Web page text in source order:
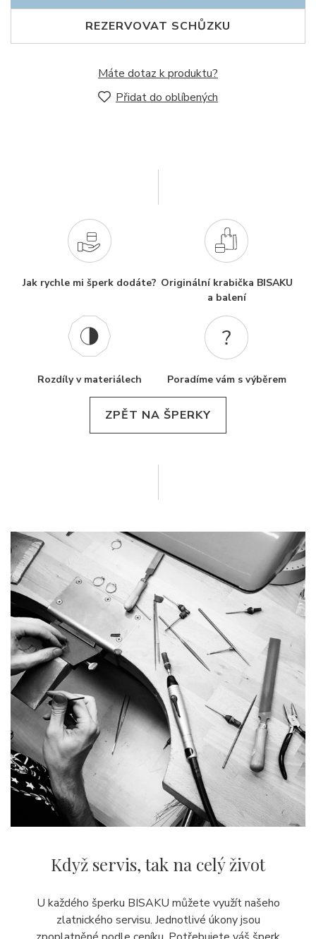
REZERVOVAT SCHŮZKU
Máte dotaz k produktu?
Přidat do oblíbených
Jak rychle mi šperk dodáte? Originální krabička BISAKU
a balení
Rozdíly v materiálech Poradíme vám s výběrem
ZPĚT NA ŠPERKY
Když servis,tak na celý život
U každého šperku BISAKU můžete využít našeho
zlatnického servisu. Jednotlivé úkony jsou